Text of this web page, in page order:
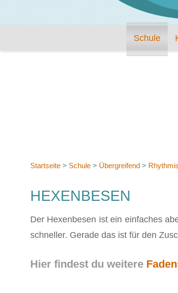
Schule
Startseite > Schule > Übergreifend >
HEXENBESEN
Der Hexenbesen ist ein einfaches
schneller. Gerade das ist für den
Hier findest du weitere